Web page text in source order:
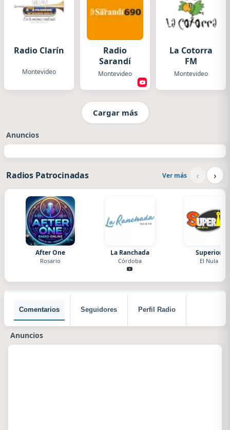
Radio Clarín
Montevideo
Radio
Sarandí
Montevideo
La Cotorra
FM
Montevideo
Cargar más
Anuncios
Radios Patrocinadas Ver más ‹ ›
After One
Rosario
La Ranchada
Córdoba
Superior
El Nula
Comentarios Seguidores Perfil Radio
Anuncios